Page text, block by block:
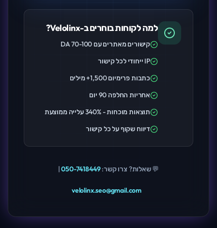
למה לקוחות בוחרים ב-Velolinx?
קישורים מאתרים עם DA 70-100
IP ייחודי לכל קישור
כתבות פרימיום 1,500+ מילים
אחריות החלפה 90 יום
תוצאות מוכחות - 340% עלייה ממוצעת
דיווח שקוף על כל קישור
💬 שאלות? צרו קשר:050-7418449
|
velolinx.seo@gmail.com